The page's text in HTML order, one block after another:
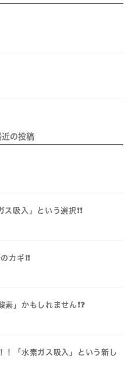
近の投稿
吸入」という選択❗️❗️
ギ❗️❗️
」かもしれません❗️❓️
「水素ガス吸入」という新し